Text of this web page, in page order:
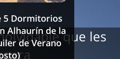
que les
5 Dormitorios
Alhaurín de la
de Verano